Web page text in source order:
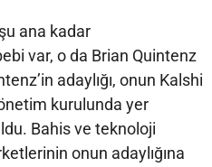
ana kadar
var, o da Brian Quintenz
adaylığı, onun Kalshi
kurulunda yer
Bahis ve teknoloji
onun adaylığına